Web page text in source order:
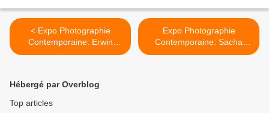
< Expo Photographie
Contemporaine: Erwin
OLAF "Waiting"
Expo Photographie
Contemporaine: Sacha
GOLDBERGER "Meet my
Hébergé par Overblog
Top articles